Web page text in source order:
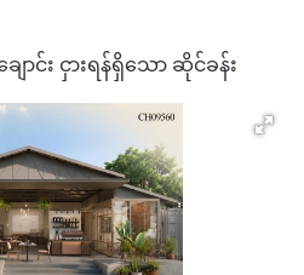
ာင်း ငှားရန်ရှိသော ဆိုင်ခန်း